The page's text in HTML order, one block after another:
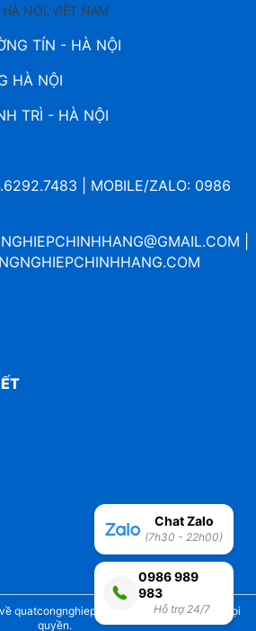
NỘI, VIỆT NAM
TÍN - HÀ NỘI
HÀ NỘI
TRÌ - HÀ NỘI
| MOBILE/ZALO: 0986
quatcongnghiepchinhhang.com| Bảo lưu mọi
quyền.
Chat Zalo
(7h30 - 22h00)
0986 989
983
Hỗ trợ 24/7